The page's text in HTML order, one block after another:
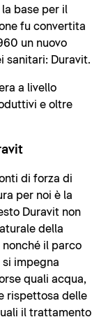
base per il
fu convertita
un nuovo
sanitari: Duravit.
a livello
e oltre
di forza di
per noi è la
Duravit non
della
nonché il parco
si impegna
quali acqua,
rispettosa delle
il trattamento